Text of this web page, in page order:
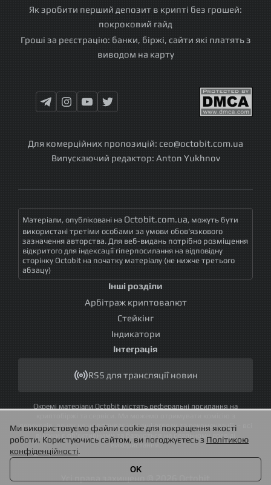
Як зробити перший депозит в крипті без грошей:
покроковий гайд
Гроші за реєстрацію: банки, біржі, сайти які платять з
виводом на карту
Для комерційних пропозицій: ceo@octobit.com.ua
Випускаючий редактор: Anton Yukhnov
Матеріали, опубліковані на Octobit.com.ua, можуть бути
використані третіми особами за умови обов'язкового
зазначення авторства. Для веб-видань потрібно розміщення
відкритого для індексації гіперпосилання на відповідну
сторінку Octobit на початку матеріалу (не нижче третього
абзацу)
Інші розділи
Арбітраж криптовалют
Стейкінг
Індикатори
Інтеграція
RSS для трансляції новин
Окремі матеріали Octobit містять реферальні посилання на
переходів, однак це не впливає на наші огляди та рекомендації — всі
відгуки є об'єктивними та базуються на реальному досвіді
використання.
Ми використовуємо файли cookie для покращення якості
роботи. Користуючись сайтом, ви погоджуєтесь з Політикою
конфіденційності.
OK